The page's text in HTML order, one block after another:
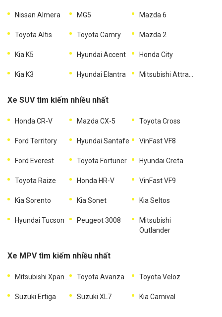
Nissan Almera MG5 Mazda 6
Toyota Altis Toyota Camry Mazda 2
Kia K5 Hyundai Accent Honda City
Kia K3 Hyundai Elantra Mitsubishi Attrage
Xe SUV tìm kiếm nhiều nhất
Honda CR-V Mazda CX-5 Toyota Cross
Ford Territory Hyundai Santafe VinFast VF8
Ford Everest Toyota Fortuner Hyundai Creta
Toyota Raize Honda HR-V VinFast VF9
Kia Sorento Kia Sonet Kia Seltos
Hyundai Tucson Peugeot 3008
Mitsubishi
Outlander
Xe MPV tìm kiếm nhiều nhất
Mitsubishi Xpander Toyota Avanza Toyota Veloz
Suzuki Ertiga Suzuki XL7 Kia Carnival